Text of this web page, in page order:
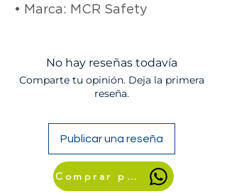
• Marca: MCR Safety
No hay reseñas todavía
Comparte tu opinión. Deja la primera
reseña.
Publicar una reseña
Comprar por WhatsApp